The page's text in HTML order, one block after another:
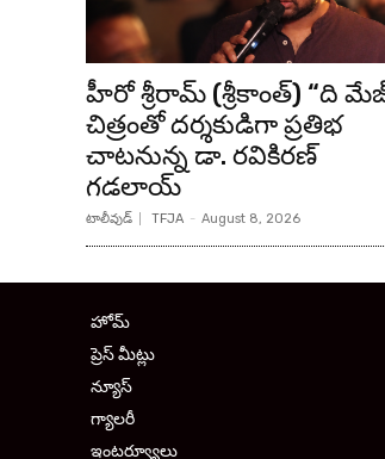
హీరో శ్రీరామ్ (శ్రీకాంత్) “ది
చిత్రంతో దర్శకుడిగా ప్రతిభ
చాటనున్న డా. రవికిరణ్
గడలాయ్
టాలీవుడ్ TFJA - August 8, 2026
హోమ్
ప్రెస్ మీట్లు
న్యూస్
గ్యాలరీ
ఇంటర్వ్యూలు